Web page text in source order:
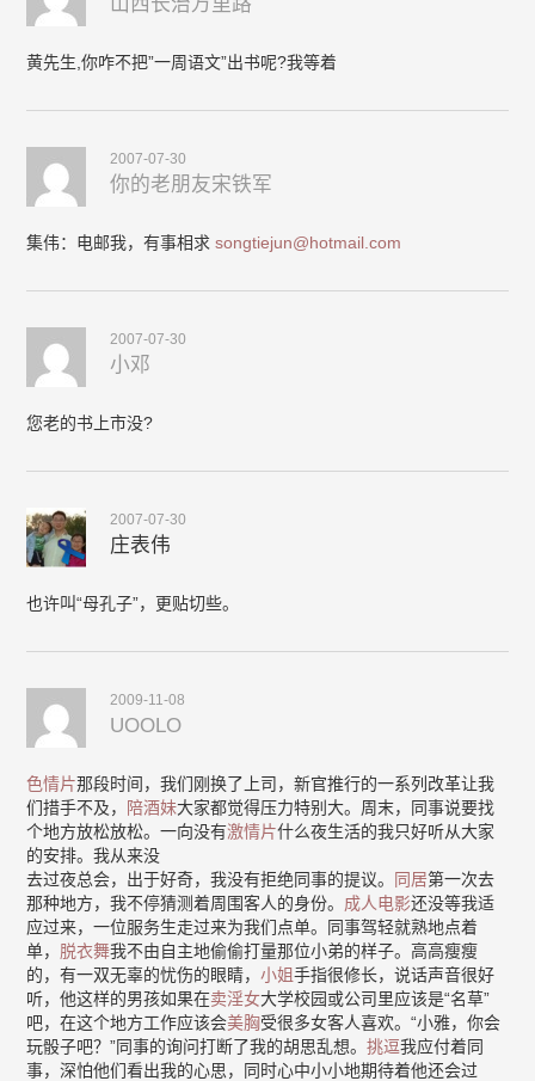
黄先生,你咋不把”一周语文”出书呢?我等着
2007-07-30
你的老朋友宋铁军
集伟：电邮我，有事相求songtiejun@hotmail.com
2007-07-30
小邓
您老的书上市没?
2007-07-30
庄表伟
也许叫“母孔子”，更贴切些。
2009-11-08
UOOLO
色情片那段时间，我们刚换了上司，新官推行的一系列改革让我
们措手不及， 陪酒妹大家都觉得压力特别大。周末，同事说要找
个地方放松放松。一向没有激情片什么夜生活的我只好听从大家
的安排。我从来没
去过夜总会，出于好奇，我没有拒绝同事的提议。 同居第一次去
那种地方，我不停猜测着周围客人的身份。 成人电影还没等我适
应过来，一位服务生走过来为我们点单。同事驾轻就熟地点着
单， 脱衣舞我不由自主地偷偷打量那位小弟的样子。高高瘦瘦
的，有一双无辜的忧伤的眼睛，小姐手指很修长，说话声音很好
听，他这样的男孩如果在卖淫女大学校园或公司里应该是“名草”
吧，在这个地方工作应该会美胸受很多女客人喜欢。“小雅，你会
玩骰子吧？”同事的询问打断了我的胡思乱想。挑逗我应付着同
事，深怕他们看出我的心思，同时心中小小地期待着他还会过